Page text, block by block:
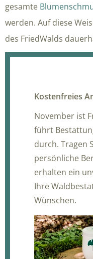
gesamte
werden. Auf diese
des FriedWalds
Kostenfreies
November ist
führt
durch. Tragen
persönliche
erhalten ein
Ihre
Wünschen.